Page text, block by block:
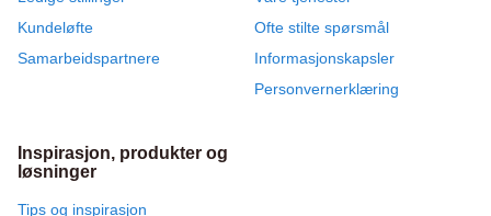
Kundeløfte
Samarbeidspartnere
Ofte stilte spørsmål
Informasjonskapsler
Personvernerklæring
Inspirasjon, produkter og
løsninger
Tips og inspirasjon